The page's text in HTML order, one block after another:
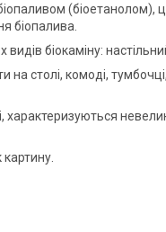
біопалива.
біокаміну:
на столі, комоді,
характеризуються